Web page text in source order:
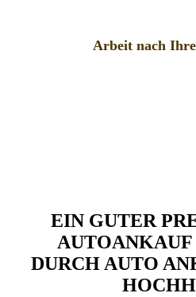
Arbeit nach
EIN GUTER
AUTOANKAUF
DURCH AUTO